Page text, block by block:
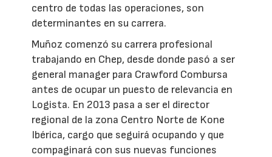
centro de todas las operaciones, son
determinantes en su carrera.
Muñoz comenzó su carrera profesional
trabajando en Chep, desde donde pasó a ser
general manager para Crawford Combursa
antes de ocupar un puesto de relevancia en
Logista. En 2013 pasa a ser el director
regional de la zona Centro Norte de Kone
Ibérica, cargo que seguirá ocupando y que
compaginará con sus nuevas funciones